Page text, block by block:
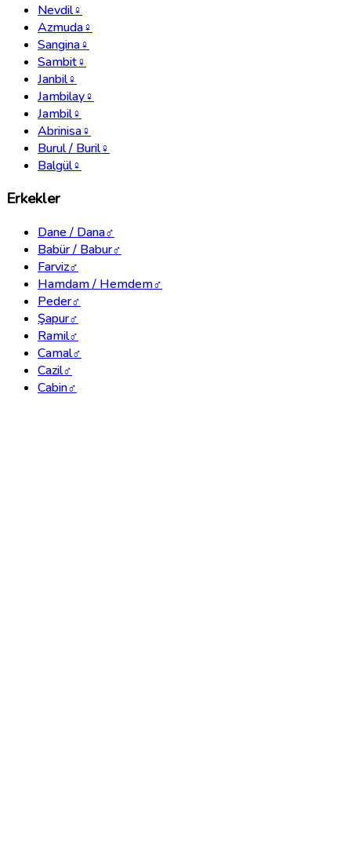
Nevdil♀
Azmuda♀
Sangina♀
Sambit♀
Janbil♀
Jambilay♀
Jambil♀
Abrinisa♀
Burul / Buril♀
Balgül♀
Erkekler
Dane / Dana♂
Babür / Babur♂
Farviz♂
Hamdam / Hemdem♂
Peder♂
Şapur♂
Ramil♂
Camal♂
Cazil♂
Cabin♂